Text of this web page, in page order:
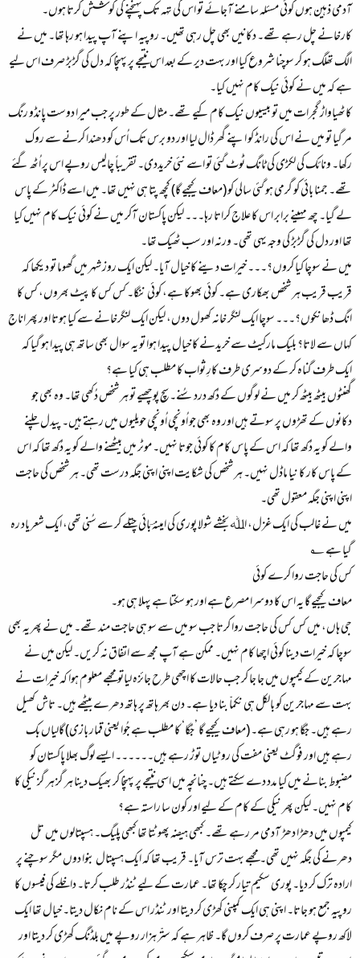
آدمی ذہین ہوں کوئی مسئلہ سامنے آجائے تو اس کی تہہ تک پہنچنے کی کوشش کرتا ہوں۔
کارخانے چل رہے تھے۔ دکانیں بھی چل رہی تھیں۔ روپیہ اپنے آپ پیدا ہو رہا تھا۔ میں نے
الگ تھلگ ہو کر سوچنا شروع کیا اور بہت دیر کے بعد اس نتیجے پر پہنچا کہ دل کی گڑبڑ صرف اس لیے
ہے کہ میں نے کوئی نیک کام نہیں کیا۔
کاٹھیاواڑ گجرات میں تو بیسیوں نیک کام کیے تھے۔ مثال کے طور پر جب میرا دوست پانڈو رنگ
مر گیا تو میں نے اس کی رانڈ کو اپنے گھر ڈال لیا اور دو برس تک اُس کو دھندا کرنے سے روک
رکھا۔ ونائک کی لکڑی کی ٹانگ ٹوٹ گئی تو اسے نئی خریددی۔ تقریباً چالیس روپے اس پر اُٹھ گئے
تھے۔ جمنا بائی کو گرمی ہو گئی سالی کو (معاف کیجیے گا) کچھ پتا ہی نہیں تھا۔ میں اسے ڈاکٹر کے پاس
لے گیا۔ چھ مہینے برابر اس کا علاج کراتا رہا۔۔۔ لیکن پاکستان آکر میں نے کوئی نیک کام نہیں کیا
تھا اور دل کی گڑبڑ کی وجہ یہی تھی۔ ورنہ اور سب ٹھیک تھا۔
میں نے سوچا کیا کروں؟۔۔۔ خیرات دینے کا خیال آیا۔ لیکن ایک روز شہر میں گھوما تو دیکھا کہ
قریب قریب ہر شخص بھکاری ہے۔ کوئی بھوکا ہے، کوئی ننگا۔ کس کس کا پیٹ بھروں، کس کا
انگ ڈھانکوں؟۔۔۔ سوچا ایک لنگر خانہ کھول دوں، لیکن ایک لنگرخانے سے کیا ہوتا اور پھر اناج
کہاں سے لاتا؟ بلیک مارکیٹ سے خریدنے کا خیال پیدا ہوا تو یہ سوال بھی ساتھ ہی پیدا ہو گیا کہ
ایک طرف گناہ کر کے دوسری طرف کارِ ثواب کا مطلب ہی کیا ہے؟
گھنٹوں بیٹھ بیٹھ کر میں نے لوگوں کے دُکھ درد سُنے۔ سچ پوچھیے تو ہر شخص دُکھی تھا۔ وہ بھی جو
دکانوں کے تھڑوں پر سوتے ہیں اور وہ بھی جو اُونچی اُونچی حویلیوں میں رہتے ہیں۔ پیدل چلنے
والے کو یہ دُکھ تھا کہ اس کے پاس کام کا کوئی جوتا نہیں۔ موٹر میں بیٹھنے والے کو یہ دُکھ تھا کہ اس
کے پاس کار کا نیا ماڈل نہیں۔ ہر شخص کی شکایت اپنی اپنی جگہ درست تھی۔ ہر شخص کی حاجت
اپنی اپنی جگہ معقول تھی۔
میں نے غالب کی ایک غزل، اﷲ بخشے شولا پوری کی امینہؔ بائی چتلے کر سے سُنی تھی، ایک شعر یاد رہ
گیا ہے ؂
کس کی حاجت روا کرے کوئی
معاف کیجیے گا یہ اس کا دوسرا مصرع ہے اور ہو سکتا ہے پہلا ہی ہو۔
جی ہاں، میں کس کس کی حاجت روا کرتا جب سو میں سے سو ہی حاجت مند تھے۔ میں نے پھر یہ بھی
سوچا کہ خیرات دینا کوئی اچھا کام نہیں۔ ممکن ہے آپ مجھ سے اتفاق نہ کریں۔ لیکن میں نے
مہاجرین کے کیمپوں میں جا جا کر جب حالات کا اچھی طرح جائزہ لیاتو مجھے معلوم ہوا کہ خیرات نے
بہت سے مہاجرین کو بالکل ہی نکماّ بنا دیا ہے۔ دن بھر ہاتھ پر ہاتھ دھرے بیٹھے ہیں۔ تاش کھیل
رہے ہیں۔ جُگا ہو رہی ہے۔ (معاف کیجیے گا ’جُگا‘ کا مطلب ہے جُوا یعنی قمار بازی) گالیاں بک
رہے ہیں اور فوگٹ یعنی مفت کی روٹیاں توڑ رہے ہیں۔۔۔۔۔۔ ایسے لوگ بھلا پاکستان کو
مضبوط بنانے میں کیا مدد دے سکتے ہیں۔ چنانچہ میں اسی نتیجے پر پہنچا کر بھیک دینا ہر گز ہر گز نیکی کا
کام نہیں۔ لیکن پھر نیکی کے کام کے لیے اور کون سا راستہ ہے؟
کیمپوں میں دھڑا دھڑ آدمی مر رہے تھے۔ کبھی ہیضہ پھوٹتا تھا کبھی پلیگ۔ ہسپتالوں میں تل
دھرنے کی جگہ نہیں تھی۔ مجھے بہت ترس آیا۔ قریب تھا کہ ایک ہسپتال بنوا دوں مگر سوچنے پر
ارادہ ترک کر دیا۔ پوری سکیم تیار کر چکا تھا۔ عمارت کے لیے ٹنڈر طلب کرتا۔ داخلے کی فیسوں کا
روپیہ جمع ہو جاتا۔ اپنی ہی ایک کمپنی کھڑی کر دیتا اور ٹنڈر اس کے نام نکال دیتا۔ خیال تھا ایک
لاکھ روپے عمارت پر صرف کروں گا۔ ظاہر ہے کہ ستّر ہزار روپے میں بلڈنگ کھڑی کر دیتا اور